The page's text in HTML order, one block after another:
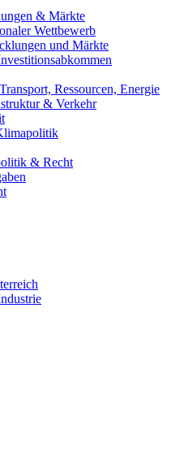
& Märkte
Wettbewerb
und Märkte
Ressourcen, Energie
& Verkehr
& Recht